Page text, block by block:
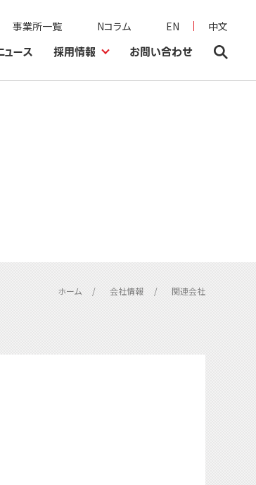
事業所一覧 Nコラム EN 中文
ュース 採用情報 お問い合わせ
ホーム 会社情報 関連会社